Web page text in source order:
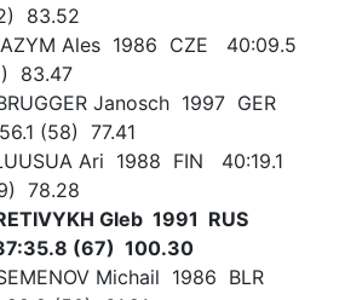
83.52
Ales 1986 CZE 40:09.5
83.47
Janosch 1997 GER
(58) 77.41
Ari 1988 FIN 40:19.1
78.28
Gleb 1991 RUS
(67) 100.30
Michail 1986 BLR